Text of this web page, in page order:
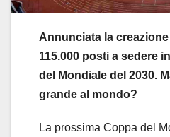
Annunciata la
115.000 posti a sedere
del Mondiale del 2030.
grande al mondo?
La prossima Coppa del